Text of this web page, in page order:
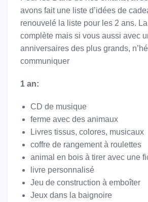
avons fait une liste d’idées de
renouvelé la liste pour les 2 ans.
complète mais si vous aussi avec
anniversaires des plus grands,
communiquer
1 an:
CD de musique
ferme avec des animaux
Livres tissus, colores, musicaux
coffre de rangement à roulettes
animal en bois à tirer avec une
livre personnalisé
Jeu de construction à emboîter
Jeux dans la baignoire